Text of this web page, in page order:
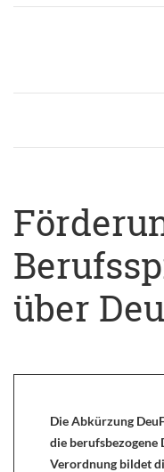
über
Die Abkürzung
die berufsbezogene
Verordnung bildet